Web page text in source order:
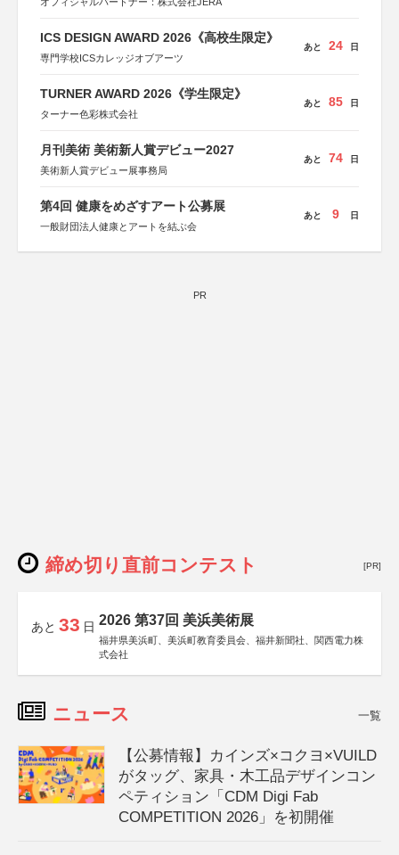
ICS DESIGN AWARD 2026《高校生限定》
専門学校ICSカレッジオブアーツ
あと 24 日
TURNER AWARD 2026《学生限定》
ターナー色彩株式会社
あと 85 日
月刊美術 美術新人賞デビュー2027
美術新人賞デビュー展事務局
あと 74 日
第4回 健康をめざすアート公募展
一般財団法人健康とアートを結ぶ会
あと 9 日
PR
締め切り直前コンテスト [PR]
あと 33 日 2026 第37回 美浜美術展
福井県美浜町、美浜町教育委員会、福井新聞社、関西電力株
式会社
ニュース 一覧
【公募情報】カインズ×コクヨ×VUILD
がタッグ、家具・木工品デザインコン
ペティション「CDM Digi Fab
COMPETITION 2026」を初開催